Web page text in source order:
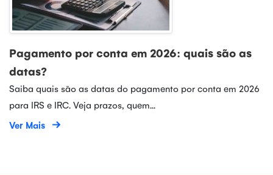
Pagamento por conta em 2026: quais são as
datas?
Saiba quais são as datas do pagamento por conta em 2026
para IRS e IRC. Veja prazos, quem...
Ver Mais